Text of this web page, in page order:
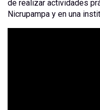
de realizar actividades
Nicrupampa y en una